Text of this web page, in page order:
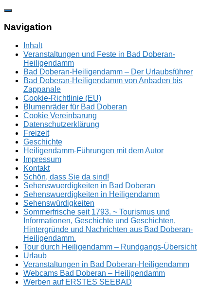
Zum
springen
Navigation
Inhalt
Veranstaltungen und Feste in Bad Doberan-
Heiligendamm
Bad Doberan-Heiligendamm – Der Urlaubsführer
Bad Doberan-Heiligendamm von Anbaden bis
Zappanale
Cookie-Richtlinie (EU)
Blumenräder für Bad Doberan
Cookie Vereinbarung
Datenschutzerklärung
Freizeit
Geschichte
Heiligendamm-Führungen mit dem Autor
Impressum
Kontakt
Schön, dass Sie da sind!
Sehenswuerdigkeiten in Bad Doberan
Sehenswuerdigkeiten in Heiligendamm
Sehenswürdigkeiten
Sommerfrische seit 1793. ~ Tourismus und
Informationen, Geschichte und Geschichten,
Hintergründe und Nachrichten aus Bad Doberan-
Heiligendamm.
Tour durch Heiligendamm – Rundgangs-Übersicht
Urlaub
Veranstaltungen in Bad Doberan-Heiligendamm
Webcams Bad Doberan – Heiligendamm
Werben auf ERSTES SEEBAD